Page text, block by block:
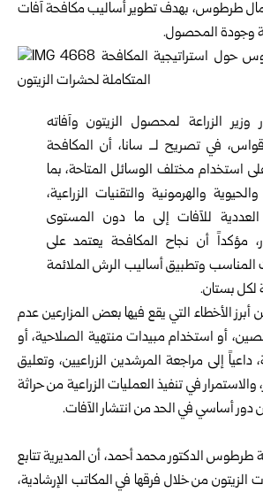
طرطوس، بهدف تطوير أساليب مكافحة آفات
وجودة المحصول.
الزراعة لمحصول الزيتون وآفاته
في تصريح لــ سانا، أن المكافحة
استخدام مختلف الوسائل المتاحة، بما
والحيوية والهرمونية والتقنيات الزراعية،
للآفات إلى ما دون المستوى
مؤكداً أن نجاح المكافحة يعتمد على
المناسب وتطبيق أساليب الرش الملائمة
لكل بستان.
الأخطاء التي يقع فيها بعض المزارعين عدم
أو استخدام مبيدات منتهية الصلاحية، أو
داعياً إلى مراجعة المرشدين الزراعيين، وتعليق
في تنفيذ العمليات الزراعية من حراثة
دور أساسي في الحد من انتشار الآفات.
طرطوس الدكتور محمد أحمد، أن المديرية تتابع
من خلال فرقها في المكاتب الإرشادية،